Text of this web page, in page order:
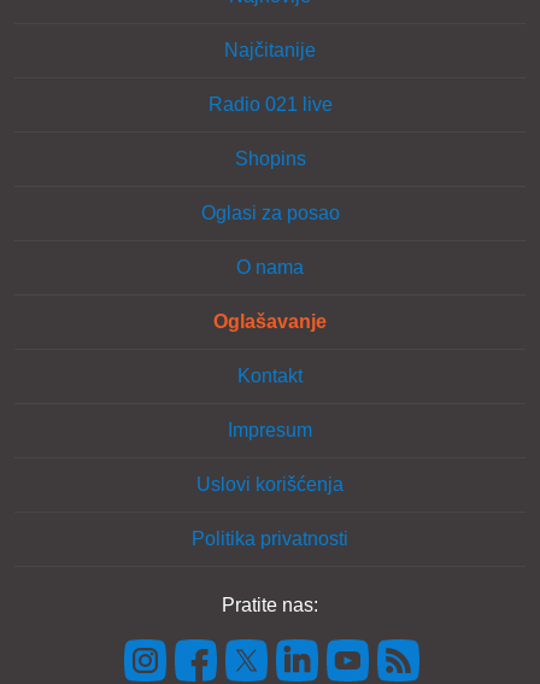
Najčitanije
Radio 021 live
Shopins
Oglasi za posao
O nama
Oglašavanje
Kontakt
Impresum
Uslovi korišćenja
Politika privatnosti
Pratite nas: